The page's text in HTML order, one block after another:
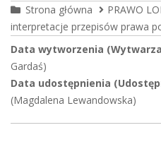
Strona główna PRAWO
interpretacje przepisów prawa
Data wytworzenia
Gardaś)
Data udostępnienia
(Magdalena Lewandowska)